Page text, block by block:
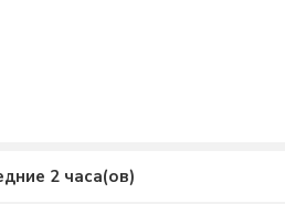
2 часа(ов)